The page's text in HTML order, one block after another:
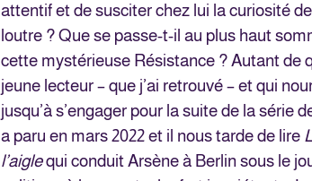
attentif et de susciter chez lui la curiosité
loutre ? Que se passe-t-il au plus haut
cette mystérieuse Résistance ? Autant de
jeune lecteur – que j’ai retrouvé – et qui
jusqu’à s’engager pour la suite de la série
a paru en mars 2022 et il nous tarde de lire
l’aiglequi conduit Arsène à Berlin sous le